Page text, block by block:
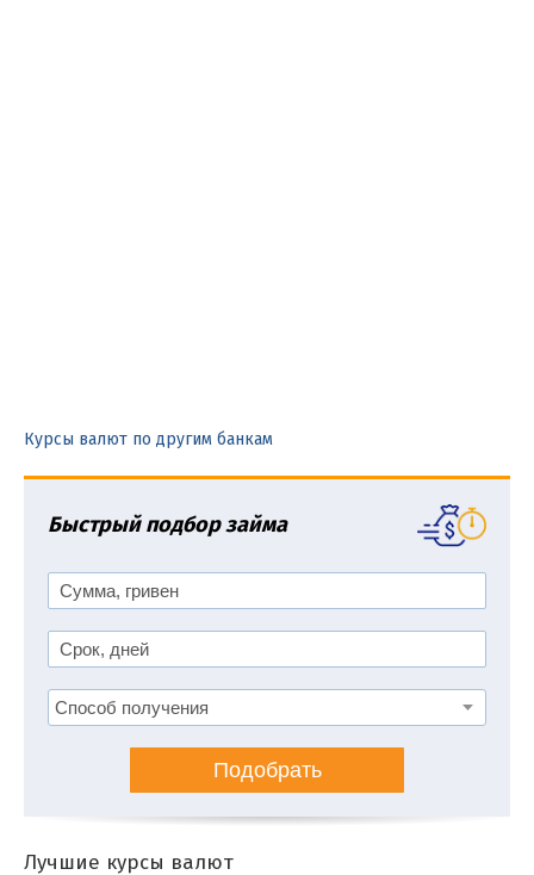
Курсы валют по другим банкам
Быстрый подбор займа
Подобрать
Лучшие курсы валют